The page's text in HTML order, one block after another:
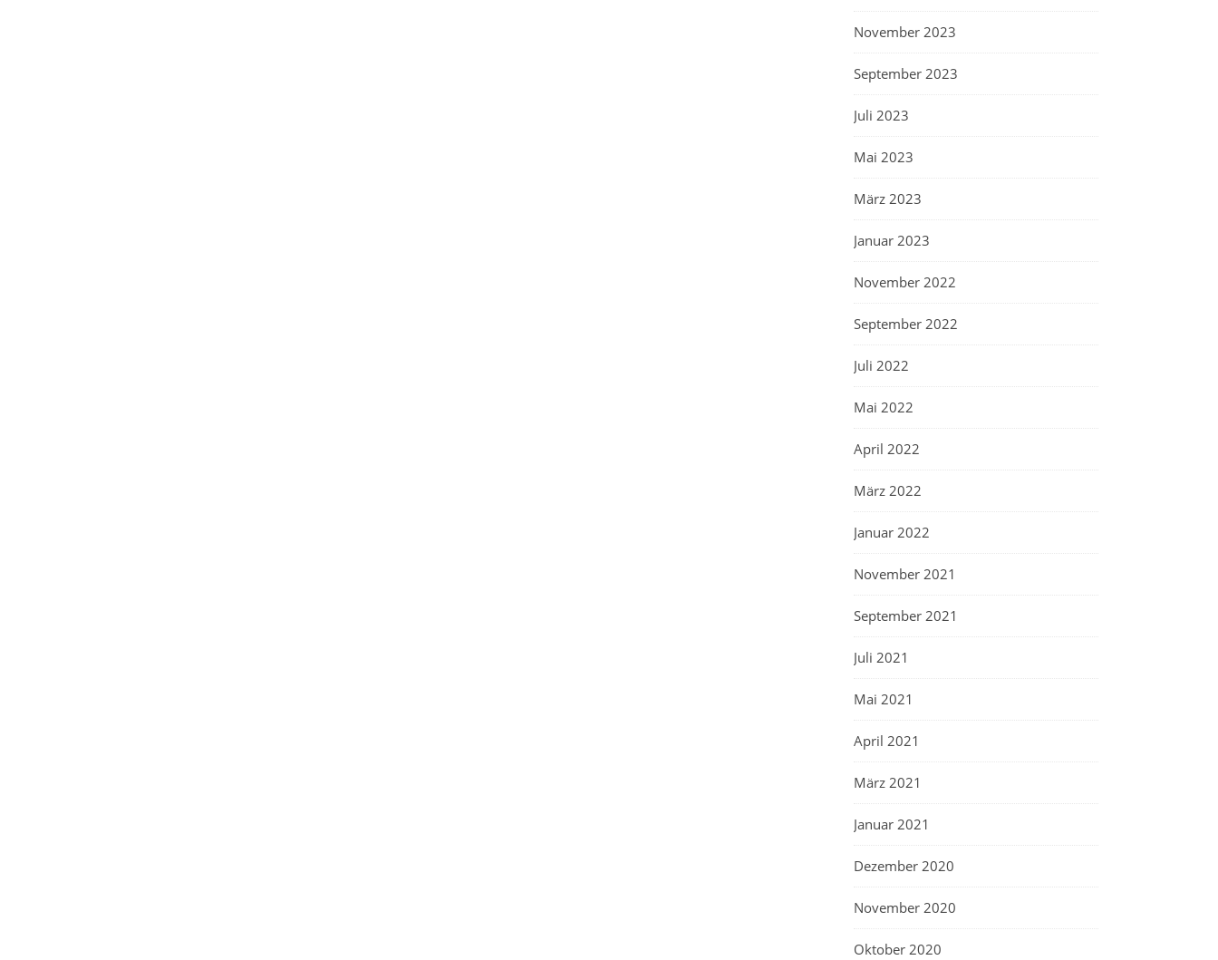
November 2023
September 2023
Juli 2023
Mai 2023
März 2023
Januar 2023
November 2022
September 2022
Juli 2022
Mai 2022
April 2022
März 2022
Januar 2022
November 2021
September 2021
Juli 2021
Mai 2021
April 2021
März 2021
Januar 2021
Dezember 2020
November 2020
Oktober 2020